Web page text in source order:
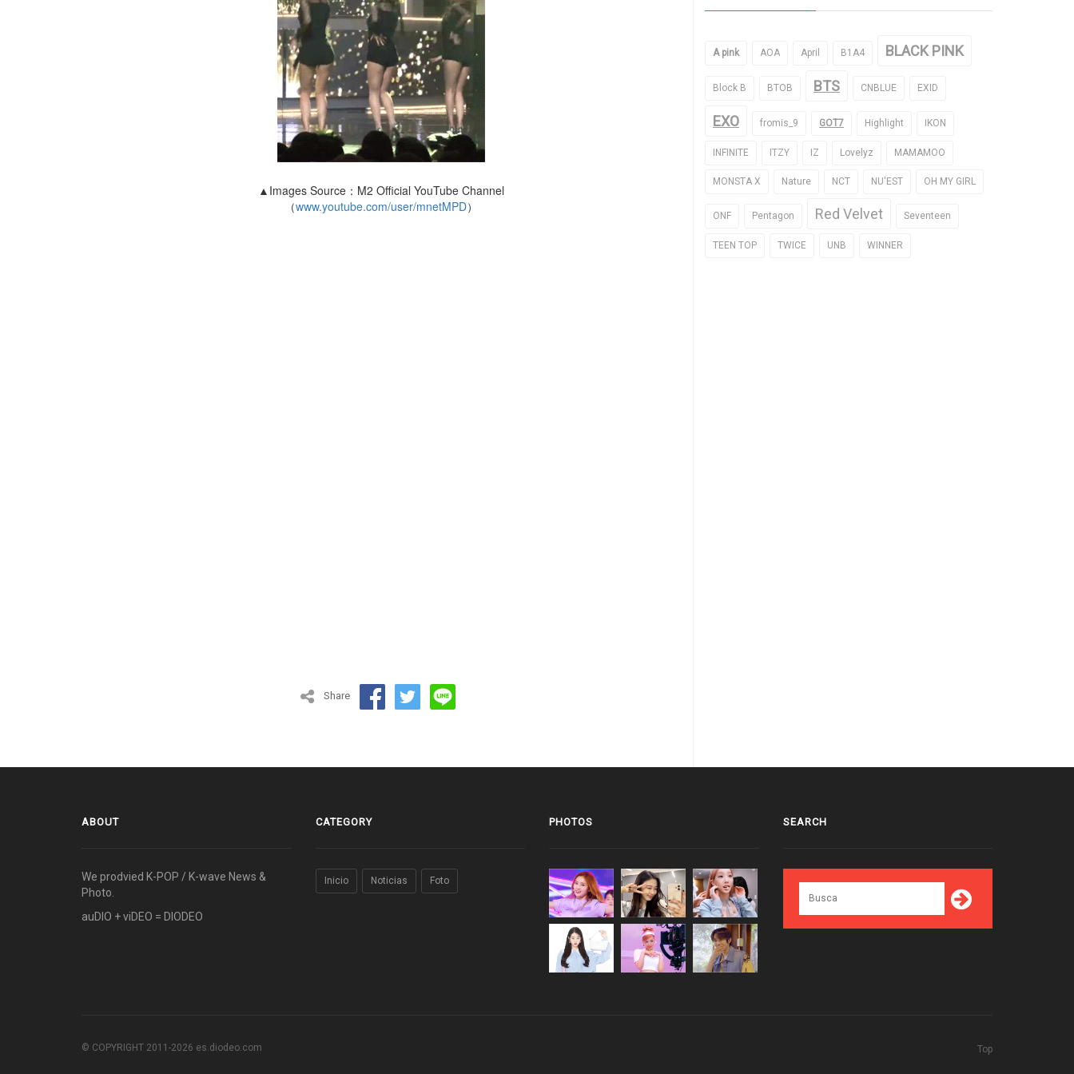
▲Images Source：M2 Official YouTube Channel
（www.youtube.com/user/mnetMPD）
Share
A pink AOA April B1A4 BLACK PINK
Block B BTOB BTS CNBLUE EXID
EXO fromis_9 GOT7 Highlight IKON
INFINITE ITZY IZ Lovelyz MAMAMOO
MONSTA X Nature NCT NU'EST OH MY GIRL
ONF Pentagon Red Velvet Seventeen
TEEN TOP TWICE UNB WINNER
ABOUT
We prodvied K-POP / K-wave News &
Photo.
auDIO + viDEO = DIODEO
CATEGORY
Inicio Noticias Foto
PHOTOS SEARCH
© COPYRIGHT 2011-2026 es.diodeo.com Top